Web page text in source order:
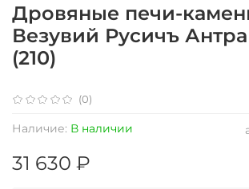
(0)
Наличие: В наличии
Дровяные печи-
Везувий Русичъ
(210)
31 630 ₽